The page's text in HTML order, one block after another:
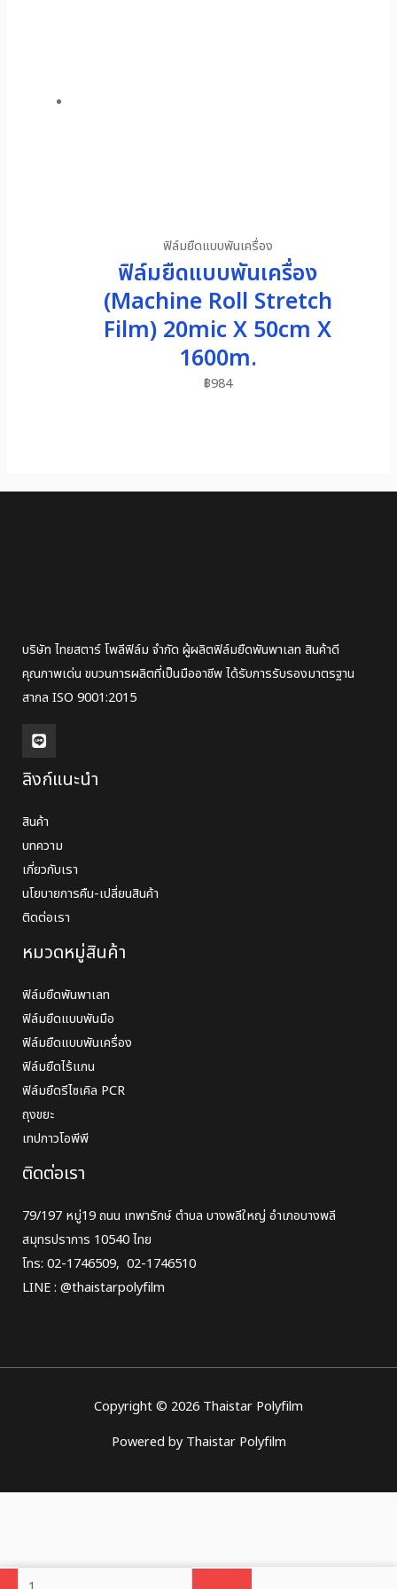
ฟิล์มยืดแบบพันเครื่อง
ฟิล์มยืดแบบพันเครื่อง
(Machine Roll Stretch
Film) 20mic X 50cm X
1600m.
฿984
บริษัท ไทยสตาร์ โพลีฟิล์ม จำกัด ผู้ผลิตฟิล์มยืดพันพาเลท สินค้าดี
คุณภาพเด่น ขบวนการผลิตที่เป็นมืออาชีพ ได้รับการรับรองมาตรฐาน
สากล ISO 9001:2015
ลิงก์แนะนำ
สินค้า
บทความ
เกี่ยวกับเรา
นโยบายการคืน-เปลี่ยนสินค้า
ติดต่อเรา
หมวดหมู่สินค้า
ฟิล์มยืดพันพาเลท
ฟิล์มยืดแบบพันมือ
ฟิล์มยืดแบบพันเครื่อง
ฟิล์มยืดไร้แกน
ฟิล์มยืดรีไซเคิล PCR
ถุงขยะ
เทปกาวโอพีพี
ติดต่อเรา
79/197 หมู่19 ถนน​ เทพารักษ์ ตำบล บางพลีใหญ่ อำเภอบางพลี
สมุทรปราการ 10540 ไทย
โทร: 02-1746509, 02-1746510
LINE​ : @thaistarpolyfilm
Copyright © 2026 Thaistar Polyfilm
Powered by Thaistar Polyfilm
จำนวน